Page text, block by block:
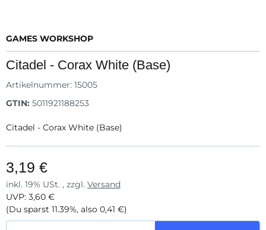
GAMES WORKSHOP
Citadel - Corax White (Base)
Artikelnummer: 15005
GTIN: 5011921188253
Citadel - Corax White (Base)
3,19 €
inkl. 19% USt. , zzgl. Versand
UVP: 3,60 €
(Du sparst 11.39%, also 0,41 €)